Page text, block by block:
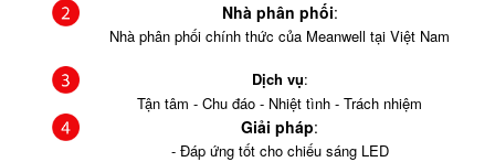
Nhà phân phối:
Nhà phân phối chính thức của Meanwell tại Việt Nam
Dịch vụ:
Tận tâm - Chu đáo - Nhiệt tình - Trách nhiệm
Giải pháp:
- Đáp ứng tốt cho chiếu sáng LED